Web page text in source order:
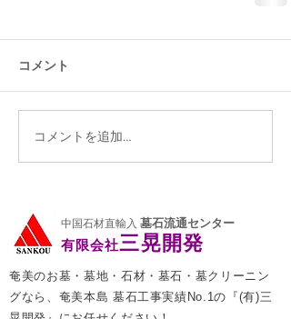
コメント
コメントを追加…
有限会社三晃開発
中国石材直輸入 墓石流通センター
奄美のお墓・墓地・石材・墓石・墓クリーニン
グなら、奄美本島 墓石工事実績No.1の『(有)三